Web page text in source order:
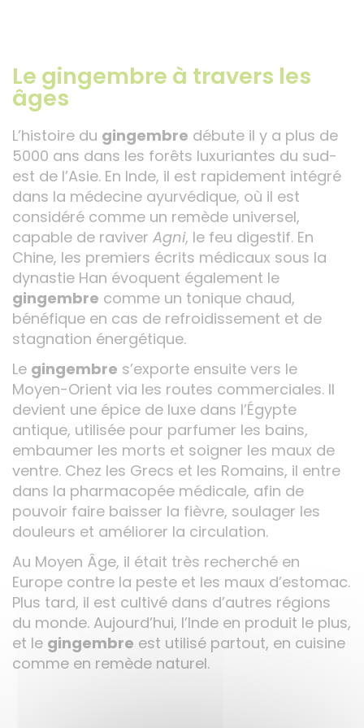
Le gingembre à travers les
âges
L’histoire du gingembre débute il y a plus de
5000 ans dans les forêts luxuriantes du sud-
est de l’Asie. En Inde, il est rapidement intégré
dans la médecine ayurvédique, où il est
considéré comme un remède universel,
capable de raviver Agni, le feu digestif. En
Chine, les premiers écrits médicaux sous la
dynastie Han évoquent également le
gingembre comme un tonique chaud,
bénéfique en cas de refroidissement et de
stagnation énergétique.
Le gingembre s’exporte ensuite vers le
Moyen-Orient via les routes commerciales. Il
devient une épice de luxe dans l’Égypte
antique, utilisée pour parfumer les bains,
embaumer les morts et soigner les maux de
ventre. Chez les Grecs et les Romains, il entre
dans la pharmacopée médicale, afin de
pouvoir faire baisser la fièvre, soulager les
douleurs et améliorer la circulation.
Au Moyen Âge, il était très recherché en
Europe contre la peste et les maux d’estomac.
Plus tard, il est cultivé dans d’autres régions
du monde. Aujourd’hui, l’Inde en produit le plus,
et le gingembre est utilisé partout, en cuisine
comme en remède naturel.